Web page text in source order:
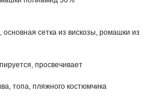
сетка из вискозы, ромашки из
просвечивает
топа, пляжного костюмчика